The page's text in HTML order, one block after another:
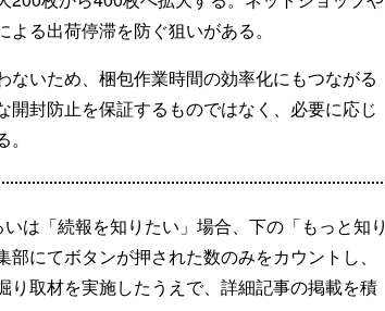
る出荷停滞を防ぐ狙いがある。
いため、梱包作業時間の効率化にもつながる
封防止を保証するものではなく、必要に応じ
は「続報を知りたい」場合、下の「もっと知り
にてボタンが押された数のみをカウントし、
り取材を実施したうえで、詳細記事の掲載を積